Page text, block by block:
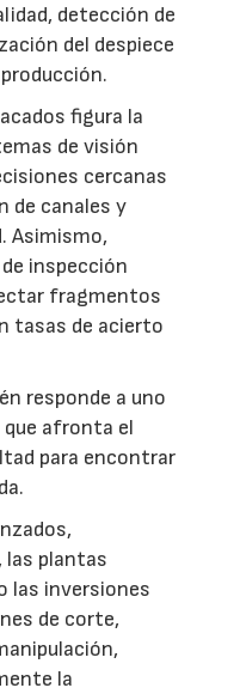
detección de
del despiece
figura la
de visión
cercanas
de canales y
Asimismo,
inspección
fragmentos
tasas de acierto
responde a uno
que afronta el
para encontrar
las plantas
las inversiones
de corte,
la